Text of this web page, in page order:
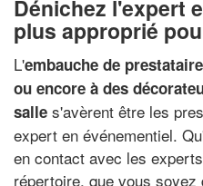
Dénichez l'expert
plus approprié
L'embauche de
ou encore à des
salle s'avèrent être les
expert en événementiel.
en contact avec les
répertoire, que vous soyez